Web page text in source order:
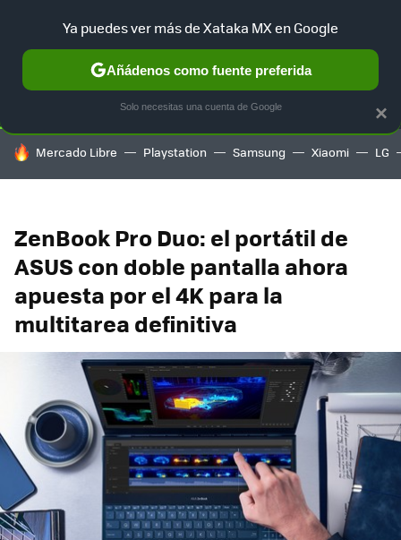
SELECCIÓN GAMING HOME AUTO TERRITORIO
HOY SE HABLA DE
Mercado Libre Playstation Samsung Xiaomi LG
ZenBook Pro Duo: el portátil de
ASUS con doble pantalla ahora
apuesta por el 4K para la
multitarea definitiva
×
Ya puedes ver más de Xataka MX en Google
Añádenos como fuente preferida
Solo necesitas una cuenta de Google